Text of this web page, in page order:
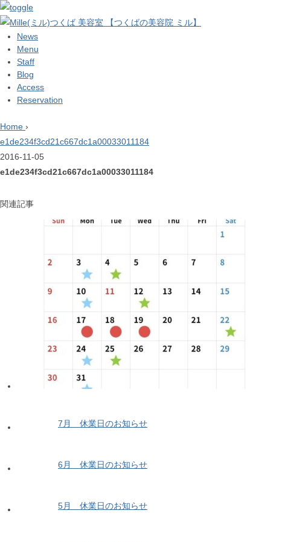
News
Menu
Staff
Blog
Access
Reservation
Home ›
e1de234f3cd21c667dc1a00033011184
2016-11-05
e1de234f3cd21c667dc1a00033011184
関連記事
7月 休業日のお知らせ
6月 休業日のお知らせ
5月 休業日のお知らせ